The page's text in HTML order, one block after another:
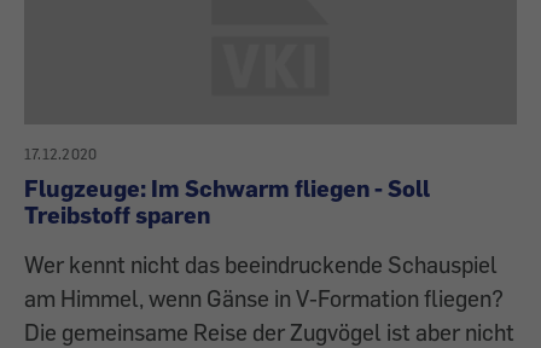
17.12.2020
Flugzeuge: Im Schwarm fliegen - Soll
Treibstoff sparen
Wer kennt nicht das beeindruckende Schauspiel
am Himmel, wenn Gänse in V-Formation fliegen?
Die gemeinsame Reise der Zugvögel ist aber nicht